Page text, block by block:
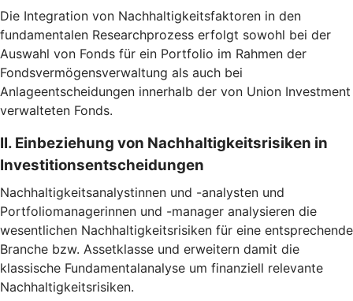
Die Integration von Nachhaltigkeitsfaktoren in den
fundamentalen Researchprozess erfolgt sowohl bei der
Auswahl von Fonds für ein Portfolio im Rahmen der
Fondsvermögensverwaltung als auch bei
Anlageentscheidungen innerhalb der von Union Investment
verwalteten Fonds.
II. Einbeziehung von Nachhaltigkeitsrisiken in
Investitionsentscheidungen
Nachhaltigkeitsanalystinnen und -analysten und
Portfoliomanagerinnen und -manager analysieren die
wesentlichen Nachhaltigkeitsrisiken für eine entsprechende
Branche bzw. Assetklasse und erweitern damit die
klassische Fundamentalanalyse um finanziell relevante
Nachhaltigkeitsrisiken.